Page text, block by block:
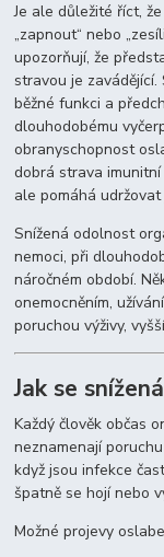
Je ale důležité říct,
„zapnout“ nebo
upozorňují, že
stravou je
běžné funkci a
dlouhodobému
obranyschopnost
dobrá strava
ale pomáhá
Snížená odolnost
nemoci, při
náročném období.
onemocněním,
poruchou výživy,
Jak se
Každý člověk občas
neznamenají
když jsou infekce
špatně se hojí nebo
Možné projevy